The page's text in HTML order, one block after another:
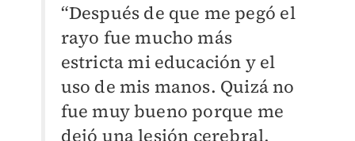
“Después de que me pegó el
rayo fue mucho más
estricta mi educación y el
uso de mis manos. Quizá no
fue muy bueno porque me
dejó una lesión cerebral,